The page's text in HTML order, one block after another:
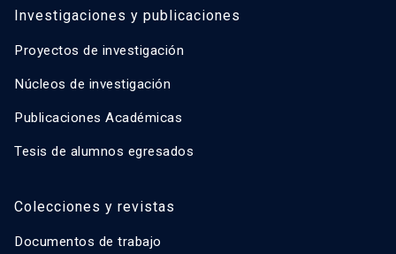
Investigaciones y publicaciones
Proyectos de investigación
Núcleos de investigación
Publicaciones Académicas
Tesis de alumnos egresados
Colecciones y revistas
Documentos de trabajo